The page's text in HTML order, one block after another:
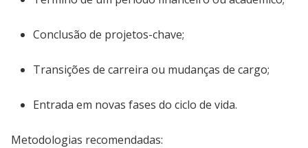
Conclusão de projetos-chave;
Transições de carreira ou mudanças de cargo;
Entrada em novas fases do ciclo de vida.
Metodologias recomendadas: